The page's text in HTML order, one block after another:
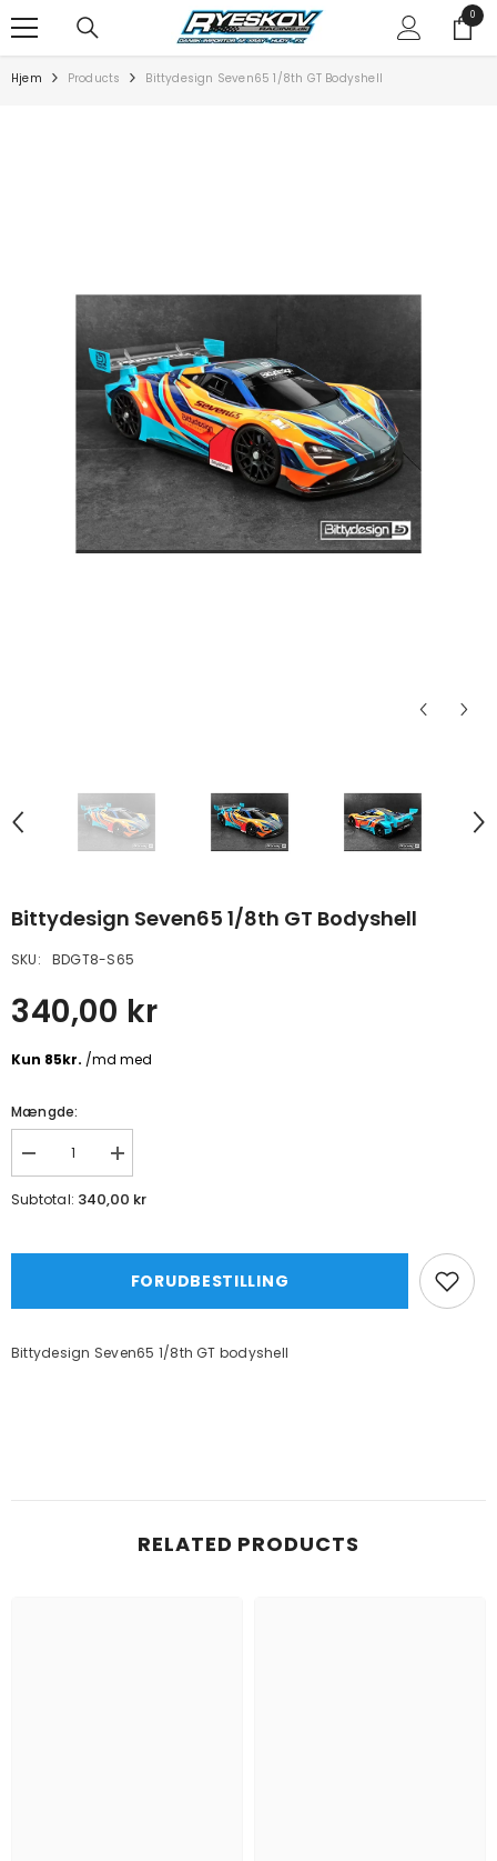
00
Hjem Products Bittydesign Seven65 1/8th GT Bodyshell
Bittydesign Seven65 1/8th GT Bodyshell
SKU: BDGT8-S65
340,00 kr
Mængde:
Formindsk
mængde
for
Øg
mængde
for
bodyshell
Subtotal: 340,00 kr
FORUDBESTILLING
Bittydesign Seven65 1/8th GT bodyshell
RELATED PRODUCTS